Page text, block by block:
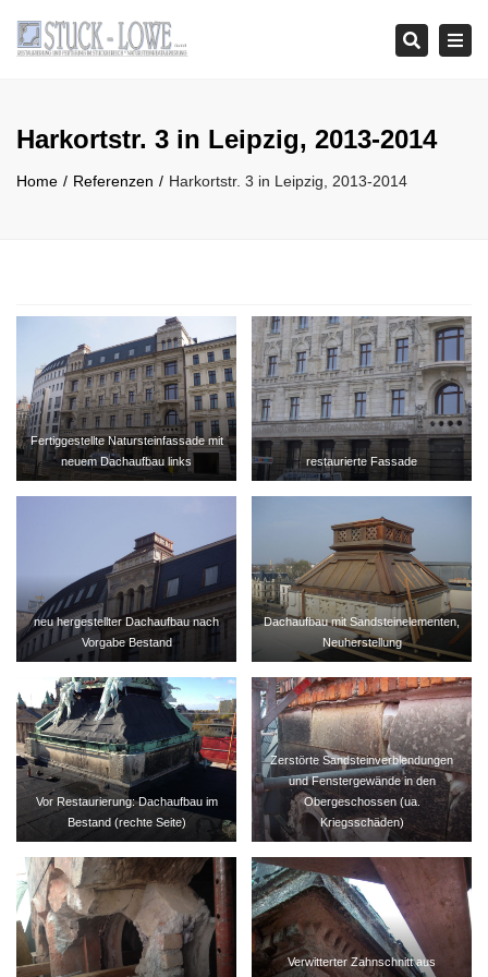
Search
Harkortstr. 3 in Leipzig, 2013-2014
Home Referenzen Harkortstr. 3 in Leipzig, 2013-2014
Fertiggestellte Natursteinfassade mit
neuem Dachaufbau links
restaurierte Fassade
neu hergestellter Dachaufbau nach
Vorgabe Bestand
Dachaufbau mit Sandsteinelementen,
Neuherstellung
Vor Restaurierung: Dachaufbau im
Bestand (rechte Seite)
Zerstörte Sandsteinverblendungen
und Fenstergewände in den
Obergeschossen (ua.
Kriegsschäden)
Verwitterter Zahnschnitt aus